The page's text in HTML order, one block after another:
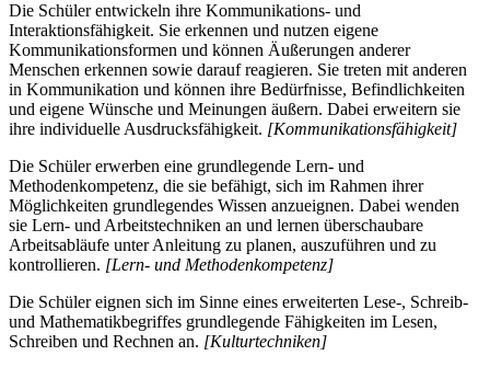
Die Schüler entwickeln ihre Kommunikations- und
Interaktionsfähigkeit. Sie erkennen und nutzen eigene
Kommunikationsformen und können Äußerungen anderer
Menschen erkennen sowie darauf reagieren. Sie treten mit anderen
in Kommunikation und können ihre Bedürfnisse, Befindlichkeiten
und eigene Wünsche und Meinungen äußern. Dabei erweitern sie
ihre individuelle Ausdrucksfähigkeit. [Kommunikationsfähigkeit]
Die Schüler erwerben eine grundlegende Lern- und
Methodenkompetenz, die sie befähigt, sich im Rahmen ihrer
Möglichkeiten grundlegendes Wissen anzueignen. Dabei wenden
sie Lern- und Arbeitstechniken an und lernen überschaubare
Arbeitsabläufe unter Anleitung zu planen, auszuführen und zu
kontrollieren. [Lern- und Methodenkompetenz]
Die Schüler eignen sich im Sinne eines erweiterten Lese-, Schreib-
und Mathematikbegriffes grundlegende Fähigkeiten im Lesen,
Schreiben und Rechnen an. [Kulturtechniken]